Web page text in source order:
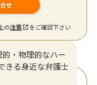
せ
の注意 をご確認下さい
的・物理的なハー
きる身近な弁護士